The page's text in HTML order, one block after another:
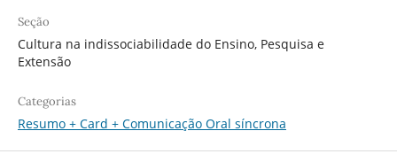
Seção
Cultura na indissociabilidade do Ensino, Pesquisa e
Extensão
Categorias
Resumo + Card + Comunicação Oral síncrona